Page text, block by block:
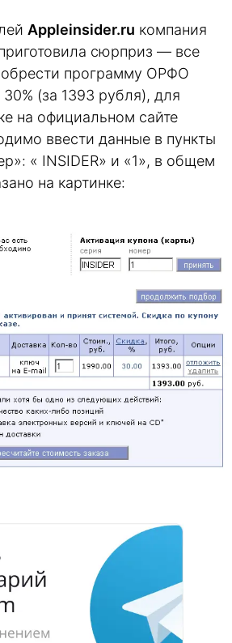
Appleinsider.ru компания
сюрприз — все
программу ОРФО
(за 1393 рубля), для
на официальном сайте
ввести данные в пункты
« INSIDER» и «1», в общем
на картинке: